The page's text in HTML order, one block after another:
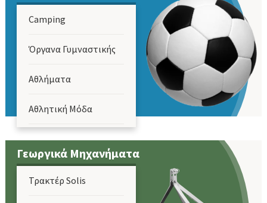
Camping
Όργανα Γυμναστικής
Αθλήματα
Αθλητική Μόδα
Ελεύθερος Χρόνος
Καταδύσεις & Ψάρεμα
Γεωργικά Μηχανήματα
Τρακτέρ Solis